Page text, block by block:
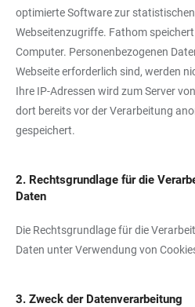
optimierte Software zur
Webseitenzugriffe. Fathom
Computer. Personenbezogenen
Webseite erforderlich sind, werden
Ihre IP-Adressen wird zum Server
dort bereits vor der Verarbeitung
gespeichert.
2. Rechtsgrundlage für die
Daten
Die Rechtsgrundlage für die
Daten unter Verwendung von
3. Zweck der Datenverarbeitung